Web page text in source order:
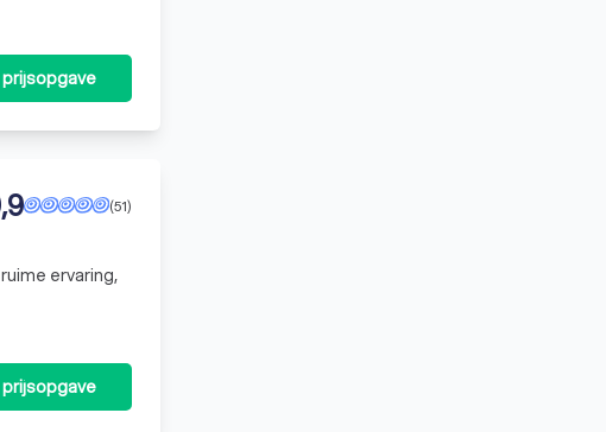
(51)
ervaring,